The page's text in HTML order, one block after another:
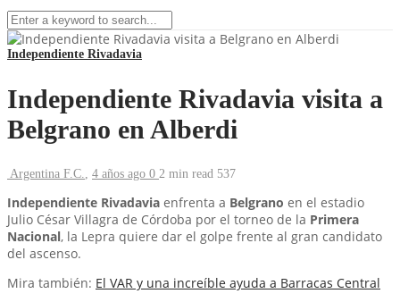
Independiente Rivadavia
Independiente Rivadavia visita a
Belgrano en Alberdi
Argentina F.C. 4 años ago 0 2 min read 537
Independiente Rivadavia enfrenta a Belgrano en el estadio
Julio César Villagra de Córdoba por el torneo de la Primera
Nacional, la Lepra quiere dar el golpe frente al gran candidato
del ascenso.
Mira también: El VAR y una increíble ayuda a Barracas Central